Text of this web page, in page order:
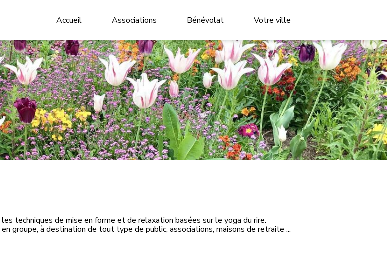
Accueil Associations Bénévolat Votre ville
techniques de mise en forme et de relaxation basées sur le yoga du rire.
groupe, à destination de tout type de public, associations, maisons de retraite ...